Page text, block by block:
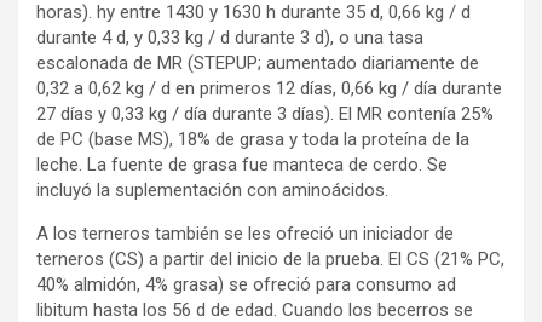
horas). hy entre 1430 y 1630 h durante 35 d, 0,66 kg / d
durante 4 d, y 0,33 kg / d durante 3 d), o una tasa
escalonada de MR (STEPUP; aumentado diariamente de
0,32 a 0,62 kg / d en primeros 12 días, 0,66 kg / día durante
27 días y 0,33 kg / día durante 3 días). El MR contenía 25%
de PC (base MS), 18% de grasa y toda la proteína de la
leche. La fuente de grasa fue manteca de cerdo. Se
incluyó la suplementación con aminoácidos.
A los terneros también se les ofreció un iniciador de
terneros (CS) a partir del inicio de la prueba. El CS (21% PC,
40% almidón, 4% grasa) se ofreció para consumo ad
libitum hasta los 56 d de edad. Cuando los becerros se